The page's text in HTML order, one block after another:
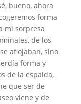
bueno, ahora
forma
mi sorpresa
de los
aflojaban, sino
forma y
de la espalda,
que ser de
viene y de